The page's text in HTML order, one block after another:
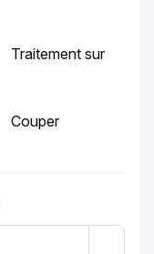
Traitement sur
Couper